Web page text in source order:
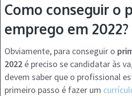
Como conseguir o
emprego em 2022?
Obviamente, para conseguir o
2022é preciso se candidatar às
devem saber que o profissional
primeiro passo é fazer um